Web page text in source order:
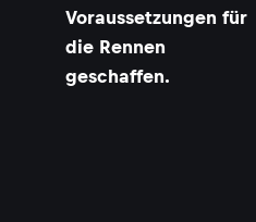
Voraussetzungen für
die Rennen
geschaffen.